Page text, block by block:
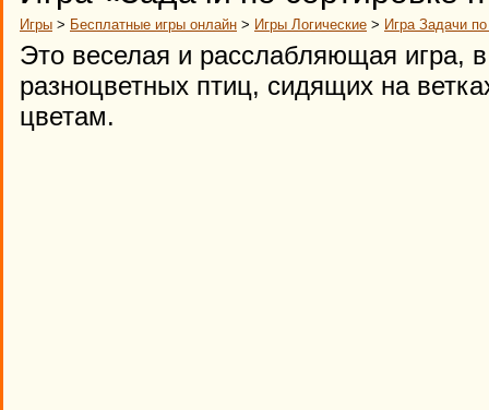
Игры > Бесплатные игры онлайн > Игры Логические > Игра Задачи
Это веселая и расслабляющая игра,
разноцветных птиц, сидящих на
цветам.